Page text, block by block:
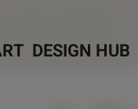
DESIGN HUB